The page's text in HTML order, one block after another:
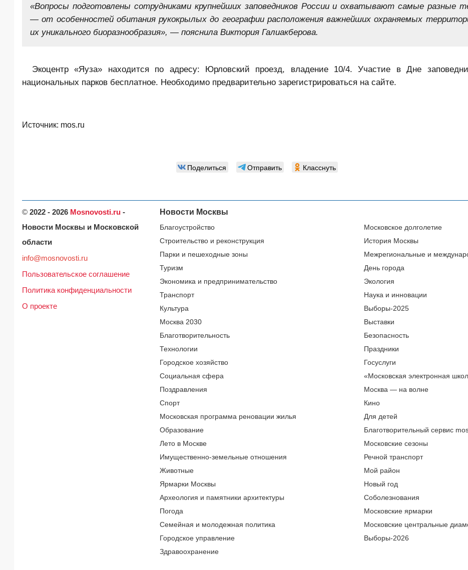
«Вопросы подготовлены сотрудниками крупнейших заповедников России и охватывают самые разные
— от особенностей обитания рукокрылых до географии расположения важнейших охраняемых
их уникального биоразнообразия», — пояснила Виктория Галиакберова.
Экоцентр «Яуза» находится по адресу: Юрловский проезд, владение 10/4. Участие в Дне
национальных парков бесплатное. Необходимо предварительно зарегистрироваться на сайте.
Источник: mos.ru
Поделиться Отправить Класснуть
© 2022 - 2026 Mosnovosti.ru -
Новости Москвы и Московской
области
info@mosnovosti.ru
Пользовательское соглашение
Политика конфиденциальности
О проекте
Новости Москвы
Благоустройство
Строительство и реконструкция
Парки и пешеходные зоны
Туризм
Экономика и предпринимательство
Транспорт
Культура
Москва 2030
Благотворительность
Технологии
Городское хозяйство
Социальная сфера
Поздравления
Спорт
Московская программа реновации жилья
Образование
Лето в Москве
Имущественно-земельные отношения
Животные
Ярмарки Москвы
Археология и памятники архитектуры
Погода
Семейная и молодежная политика
Городское управление
Здравоохранение
Московское долголетие
История Москвы
Межрегиональные и
День города
Экология
Наука и инновации
Выборы-2025
Выставки
Безопасность
Праздники
Госуслуги
«Московская электронная
Москва — на волне
Кино
Для детей
Благотворительный сервис
Московские сезоны
Речной транспорт
Мой район
Новый год
Соболезнования
Московские ярмарки
Московские центральные
Выборы-2026